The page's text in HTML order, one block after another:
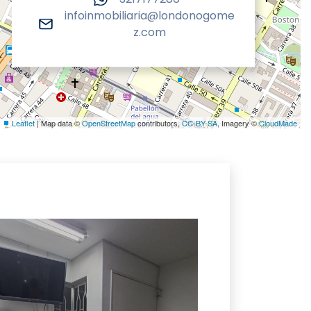
Leaflet| Map data ©OpenStreetMapcontributors,CC-BY-SA, Imagery ©CloudMade
infoinmobiliaria@londonogome
z.com